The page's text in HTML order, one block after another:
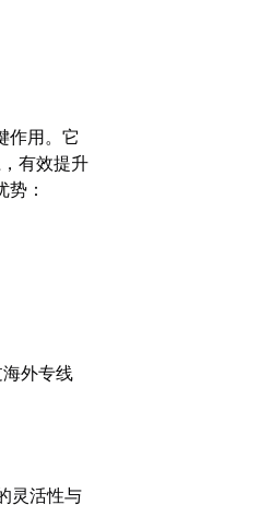
作用。它
有效提升
势：
外专线
灵活性与